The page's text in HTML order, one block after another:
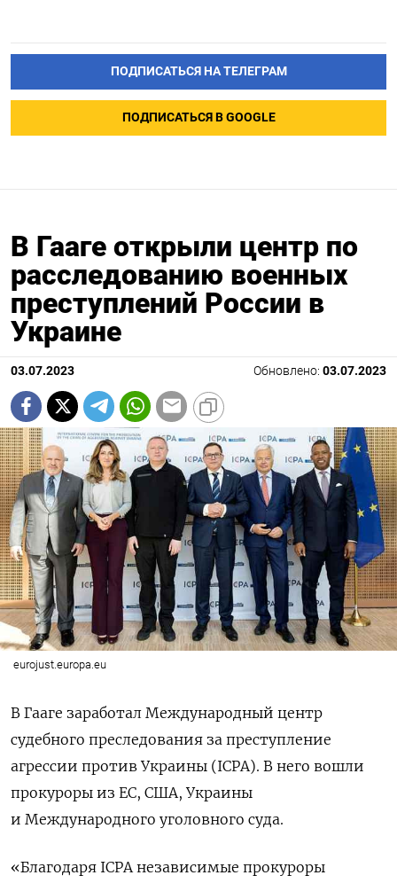
ПОДПИСАТЬСЯ НА ТЕЛЕГРАМ
ПОДПИСАТЬСЯ В GOOGLE
В Гааге открыли центр по
расследованию военных
преступлений России в
Украине
03.07.2023 Обновлено: 03.07.2023
eurojust.europa.eu
В Гааге заработал Международный центр
судебного преследования за преступление
агрессии против Украины (ICPA). В него вошли
прокуроры из ЕС, США, Украины
и Международного уголовного суда.
«Благодаря ICPA независимые прокуроры